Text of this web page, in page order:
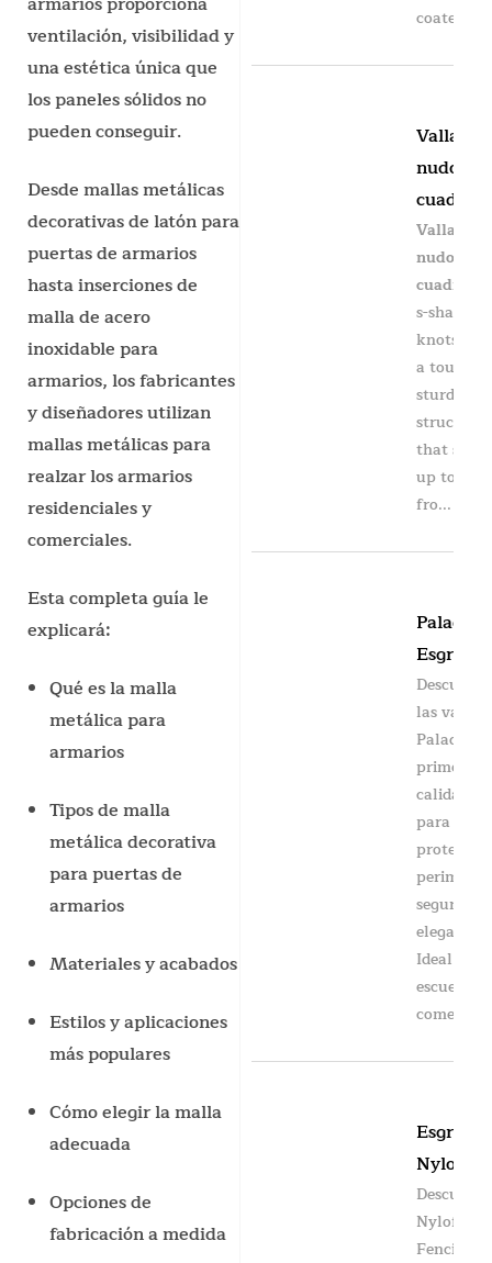
ventilación, visibilidad y
una estética única que
los paneles sólidos no
pueden conseguir.
Desde mallas metálicas
decorativas de latón para
puertas de armarios
hasta inserciones de
malla de acero
inoxidable para
armarios, los fabricantes
y diseñadores utilizan
mallas metálicas para
realzar los armarios
residenciales y
comerciales.
Esta completa guía le
explicará:
Qué es la malla
metálica para
armarios
Tipos de malla
metálica decorativa
para puertas de
armarios
Materiales y acabados
Estilos y aplicaciones
más populares
Cómo elegir la malla
adecuada
Opciones de
fabricación a medida
coated...
Valla de
nudo
Valla de
nudo
cuadrado
s-shaped
knots to
a tough &
sturdy
structure
that
up to
fro...
Paladin
Esgrima
Descubra
las vallas
Paladin
primera
calidad
para una
segura y
elegante.
Ideal para
escuelas,
Esgrima
Nylofor
Descubra
Nylofor
Fencing,